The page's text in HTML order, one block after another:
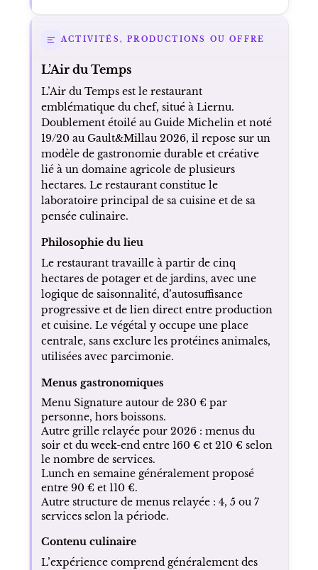
ACTIVITÉS, PRODUCTIONS OU OFFRE
L’Air du Temps
L’Air du Temps est le restaurant
emblématique du chef, situé à Liernu.
Doublement étoilé au Guide Michelin et noté
19/20 au Gault&Millau 2026, il repose sur un
modèle de gastronomie durable et créative
lié à un domaine agricole de plusieurs
hectares. Le restaurant constitue le
laboratoire principal de sa cuisine et de sa
pensée culinaire.
Philosophie du lieu
Le restaurant travaille à partir de cinq
hectares de potager et de jardins, avec une
logique de saisonnalité, d’autosuffisance
progressive et de lien direct entre production
et cuisine. Le végétal y occupe une place
centrale, sans exclure les protéines animales,
utilisées avec parcimonie.
Menus gastronomiques
Menu Signature autour de 230 € par
personne, hors boissons.
Autre grille relayée pour 2026 : menus du
soir et du week-end entre 160 € et 210 € selon
le nombre de services.
Lunch en semaine généralement proposé
entre 90 € et 110 €.
Autre structure de menus relayée : 4, 5 ou 7
services selon la période.
Contenu culinaire
L’expérience comprend généralement des